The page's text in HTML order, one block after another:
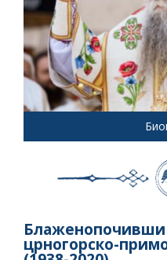
црногорско-